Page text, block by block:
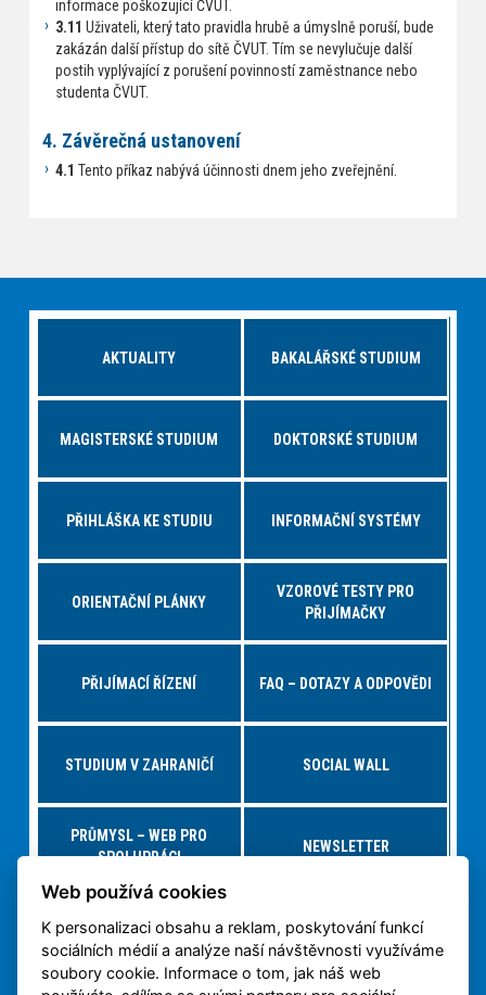
informace poškozující ČVUT.
3.11 Uživateli, který tato pravidla hrubě a úmyslně poruší, bude
zakázán další přístup do sítě ČVUT. Tím se nevylučuje další
postih vyplývající z porušení povinností zaměstnance nebo
studenta ČVUT.
4. Závěrečná ustanovení
4.1 Tento příkaz nabývá účinnosti dnem jeho zveřejnění.
AKTUALITY BAKALÁŘSKÉ STUDIUM
MAGISTERSKÉ STUDIUM DOKTORSKÉ STUDIUM
PŘIHLÁŠKA KE STUDIU INFORMAČNÍ SYSTÉMY
ORIENTAČNÍ PLÁNKY
VZOROVÉ TESTY PRO
PŘIJÍMAČKY
PŘIJÍMACÍ ŘÍZENÍ FAQ – DOTAZY A ODPOVĚDI
STUDIUM V ZAHRANIČÍ SOCIAL WALL
PRŮMYSL – WEB PRO
SPOLUPRÁCI
NEWSLETTER
NABÍDKY PRÁCE – JOBS FS VIRTUÁLNÍ PROHLÍDKA
Web používá cookies
K personalizaci obsahu a reklam, poskytování funkcí
sociálních médií a analýze naší návštěvnosti využíváme
soubory cookie. Informace o tom, jak náš web